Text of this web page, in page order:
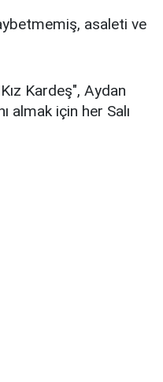
asaleti ve
Kardeş", Aydan
almak için her Salı